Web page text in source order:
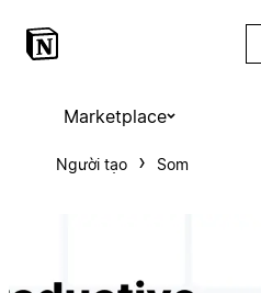
Marketplace
Người tạo Som